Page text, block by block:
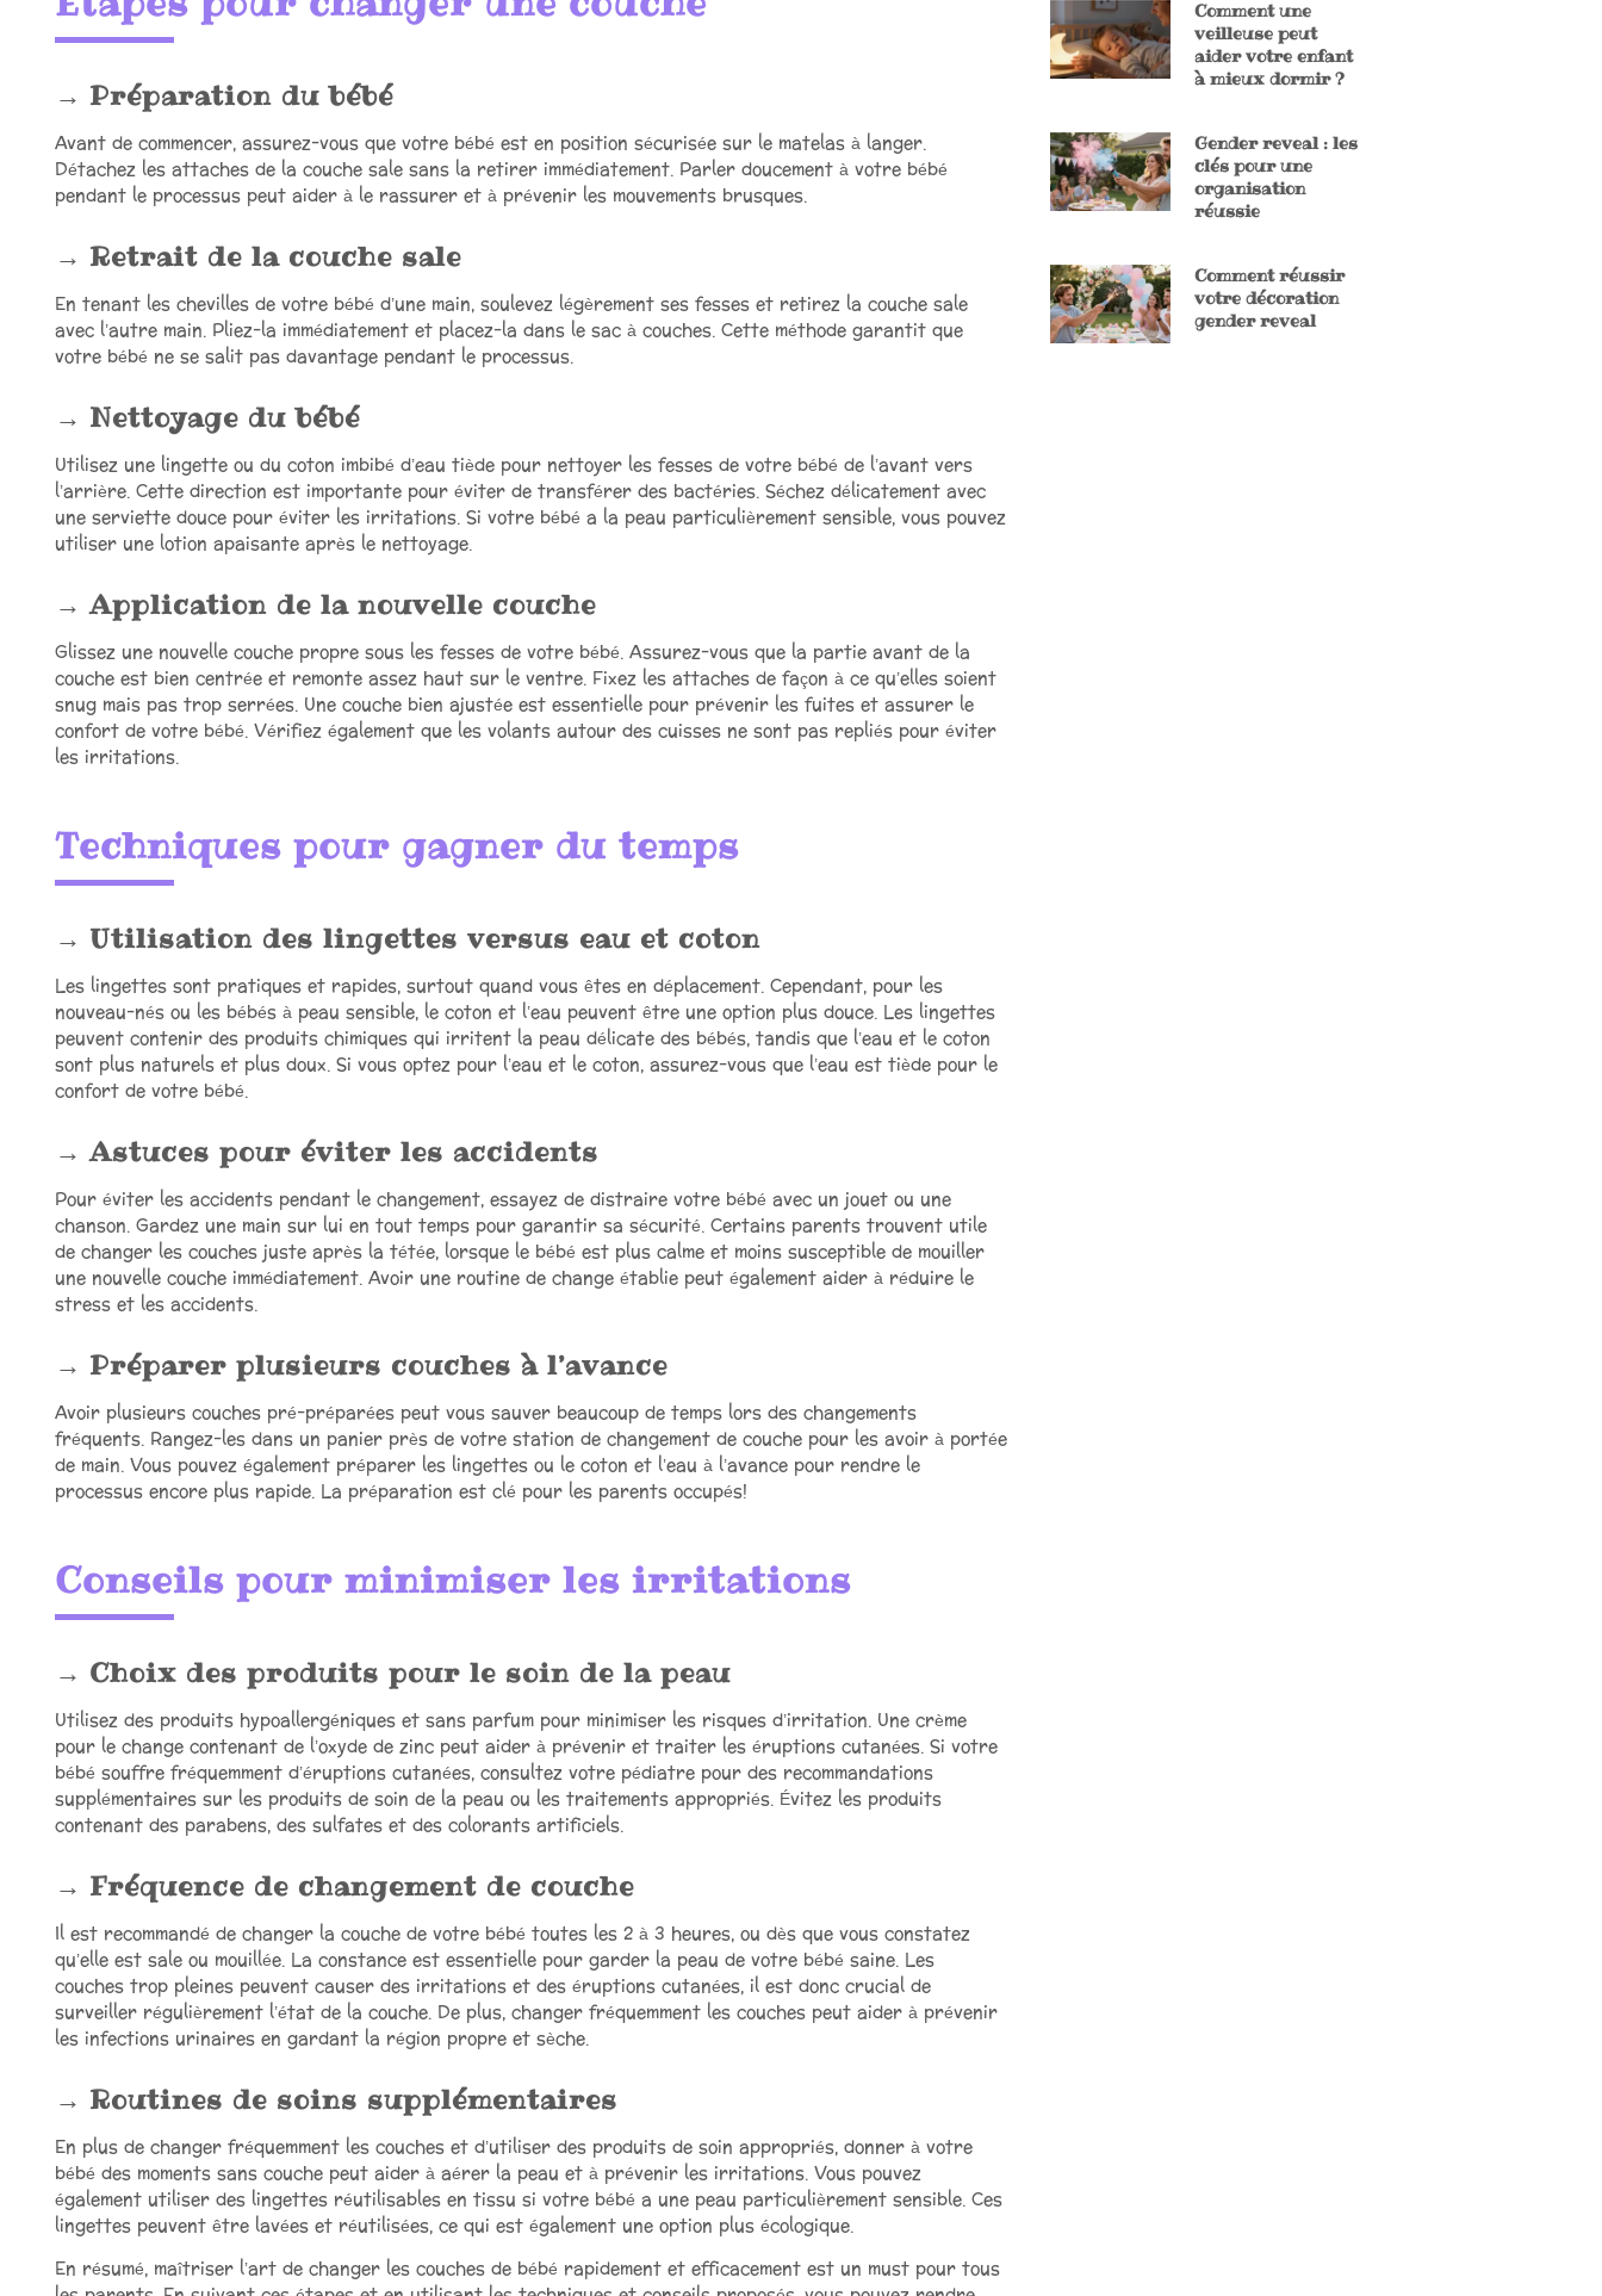
Préparation du bébé
Avant de commencer, assurez-vous que votre bébé est en position sécurisée sur le matelas à langer.
Détachez les attaches de la couche sale sans la retirer immédiatement. Parler doucement à votre bébé
pendant le processus peut aider à le rassurer et à prévenir les mouvements brusques.
Retrait de la couche sale
En tenant les chevilles de votre bébé d’une main, soulevez légèrement ses fesses et retirez la couche sale
avec l’autre main. Pliez-la immédiatement et placez-la dans le sac à couches. Cette méthode garantit que
votre bébé ne se salit pas davantage pendant le processus.
Nettoyage du bébé
Utilisez une lingette ou du coton imbibé d’eau tiède pour nettoyer les fesses de votre bébé de l’avant vers
l’arrière. Cette direction est importante pour éviter de transférer des bactéries. Séchez délicatement avec
une serviette douce pour éviter les irritations. Si votre bébé a la peau particulièrement sensible, vous pouvez
utiliser une lotion apaisante après le nettoyage.
Application de la nouvelle couche
Glissez une nouvelle couche propre sous les fesses de votre bébé. Assurez-vous que la partie avant de la
couche est bien centrée et remonte assez haut sur le ventre. Fixez les attaches de façon à ce qu’elles soient
snug mais pas trop serrées. Une couche bien ajustée est essentielle pour prévenir les fuites et assurer le
confort de votre bébé. Vérifiez également que les volants autour des cuisses ne sont pas repliés pour éviter
les irritations.
Techniques pour gagner du temps
Utilisation des lingettes versus eau et coton
Les lingettes sont pratiques et rapides, surtout quand vous êtes en déplacement. Cependant, pour les
nouveau-nés ou les bébés à peau sensible, le coton et l’eau peuvent être une option plus douce. Les lingettes
peuvent contenir des produits chimiques qui irritent la peau délicate des bébés, tandis que l’eau et le coton
sont plus naturels et plus doux. Si vous optez pour l’eau et le coton, assurez-vous que l’eau est tiède pour le
confort de votre bébé.
Astuces pour éviter les accidents
Pour éviter les accidents pendant le changement, essayez de distraire votre bébé avec un jouet ou une
chanson. Gardez une main sur lui en tout temps pour garantir sa sécurité. Certains parents trouvent utile
de changer les couches juste après la tétée, lorsque le bébé est plus calme et moins susceptible de mouiller
une nouvelle couche immédiatement. Avoir une routine de change établie peut également aider à réduire le
stress et les accidents.
Préparer plusieurs couches à l’avance
Avoir plusieurs couches pré-préparées peut vous sauver beaucoup de temps lors des changements
fréquents. Rangez-les dans un panier près de votre station de changement de couche pour les avoir à portée
de main. Vous pouvez également préparer les lingettes ou le coton et l’eau à l’avance pour rendre le
processus encore plus rapide. La préparation est clé pour les parents occupés!
Conseils pour minimiser les irritations
Choix des produits pour le soin de la peau
Utilisez des produits hypoallergéniques et sans parfum pour minimiser les risques d’irritation. Une crème
pour le change contenant de l’oxyde de zinc peut aider à prévenir et traiter les éruptions cutanées. Si votre
bébé souffre fréquemment d’éruptions cutanées, consultez votre pédiatre pour des recommandations
supplémentaires sur les produits de soin de la peau ou les traitements appropriés. Évitez les produits
contenant des parabens, des sulfates et des colorants artificiels.
Fréquence de changement de couche
Il est recommandé de changer la couche de votre bébé toutes les 2 à 3 heures, ou dès que vous constatez
qu’elle est sale ou mouillée. La constance est essentielle pour garder la peau de votre bébé saine. Les
couches trop pleines peuvent causer des irritations et des éruptions cutanées, il est donc crucial de
surveiller régulièrement l’état de la couche. De plus, changer fréquemment les couches peut aider à prévenir
les infections urinaires en gardant la région propre et sèche.
Routines de soins supplémentaires
En plus de changer fréquemment les couches et d’utiliser des produits de soin appropriés, donner à votre
bébé des moments sans couche peut aider à aérer la peau et à prévenir les irritations. Vous pouvez
également utiliser des lingettes réutilisables en tissu si votre bébé a une peau particulièrement sensible. Ces
lingettes peuvent être lavées et réutilisées, ce qui est également une option plus écologique.
En résumé, maîtriser l’art de changer les couches de bébé rapidement et efficacement est un must pour tous
Comment une
veilleuse peut
aider votre enfant
à mieux dormir ?
Gender reveal : les
clés pour une
organisation
réussie
Comment réussir
votre décoration
gender reveal